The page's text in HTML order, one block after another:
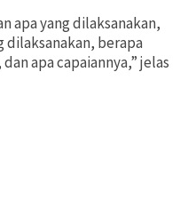
apa yang dilaksanakan,
dilaksanakan, berapa
apa capaiannya,” jelas